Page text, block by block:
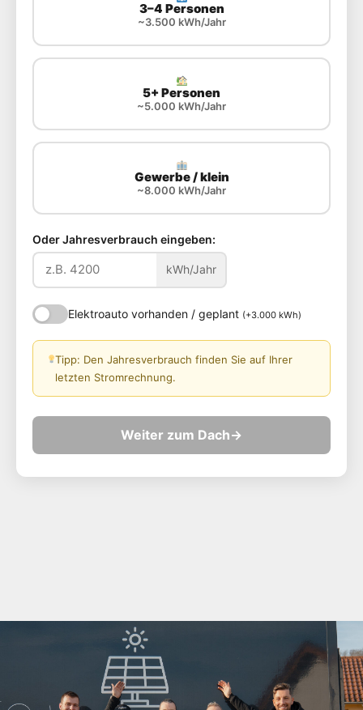
3–4 Personen
~3.500 kWh/Jahr
5+ Personen
~5.000 kWh/Jahr
Gewerbe / klein
~8.000 kWh/Jahr
Oder Jahresverbrauch eingeben:
kWh/Jahr
Elektroauto vorhanden / geplant (+3.000 kWh)
Tipp: Den Jahresverbrauch finden Sie auf Ihrer
letzten Stromrechnung.
Weiter zum Dach→